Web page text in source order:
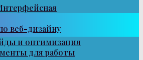
веб-дизайну
и оптимизация
для работы